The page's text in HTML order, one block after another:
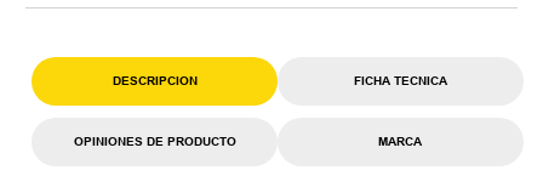
DESCRIPCION FICHA TECNICA
OPINIONES DE PRODUCTO MARCA